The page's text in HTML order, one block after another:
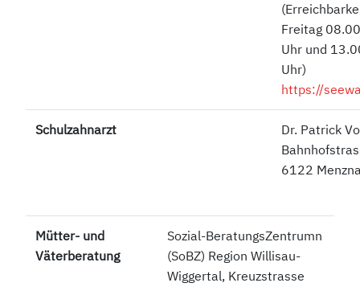
Freitag
Uhr und
Uhr)
https://
Schulzahnarzt
Dr. Patrick
6122
Mütter- und
Väterberatung
Sozial-BeratungsZentrumn
(SoBZ) Region Willisau-
Wiggertal, Kreuzstrasse